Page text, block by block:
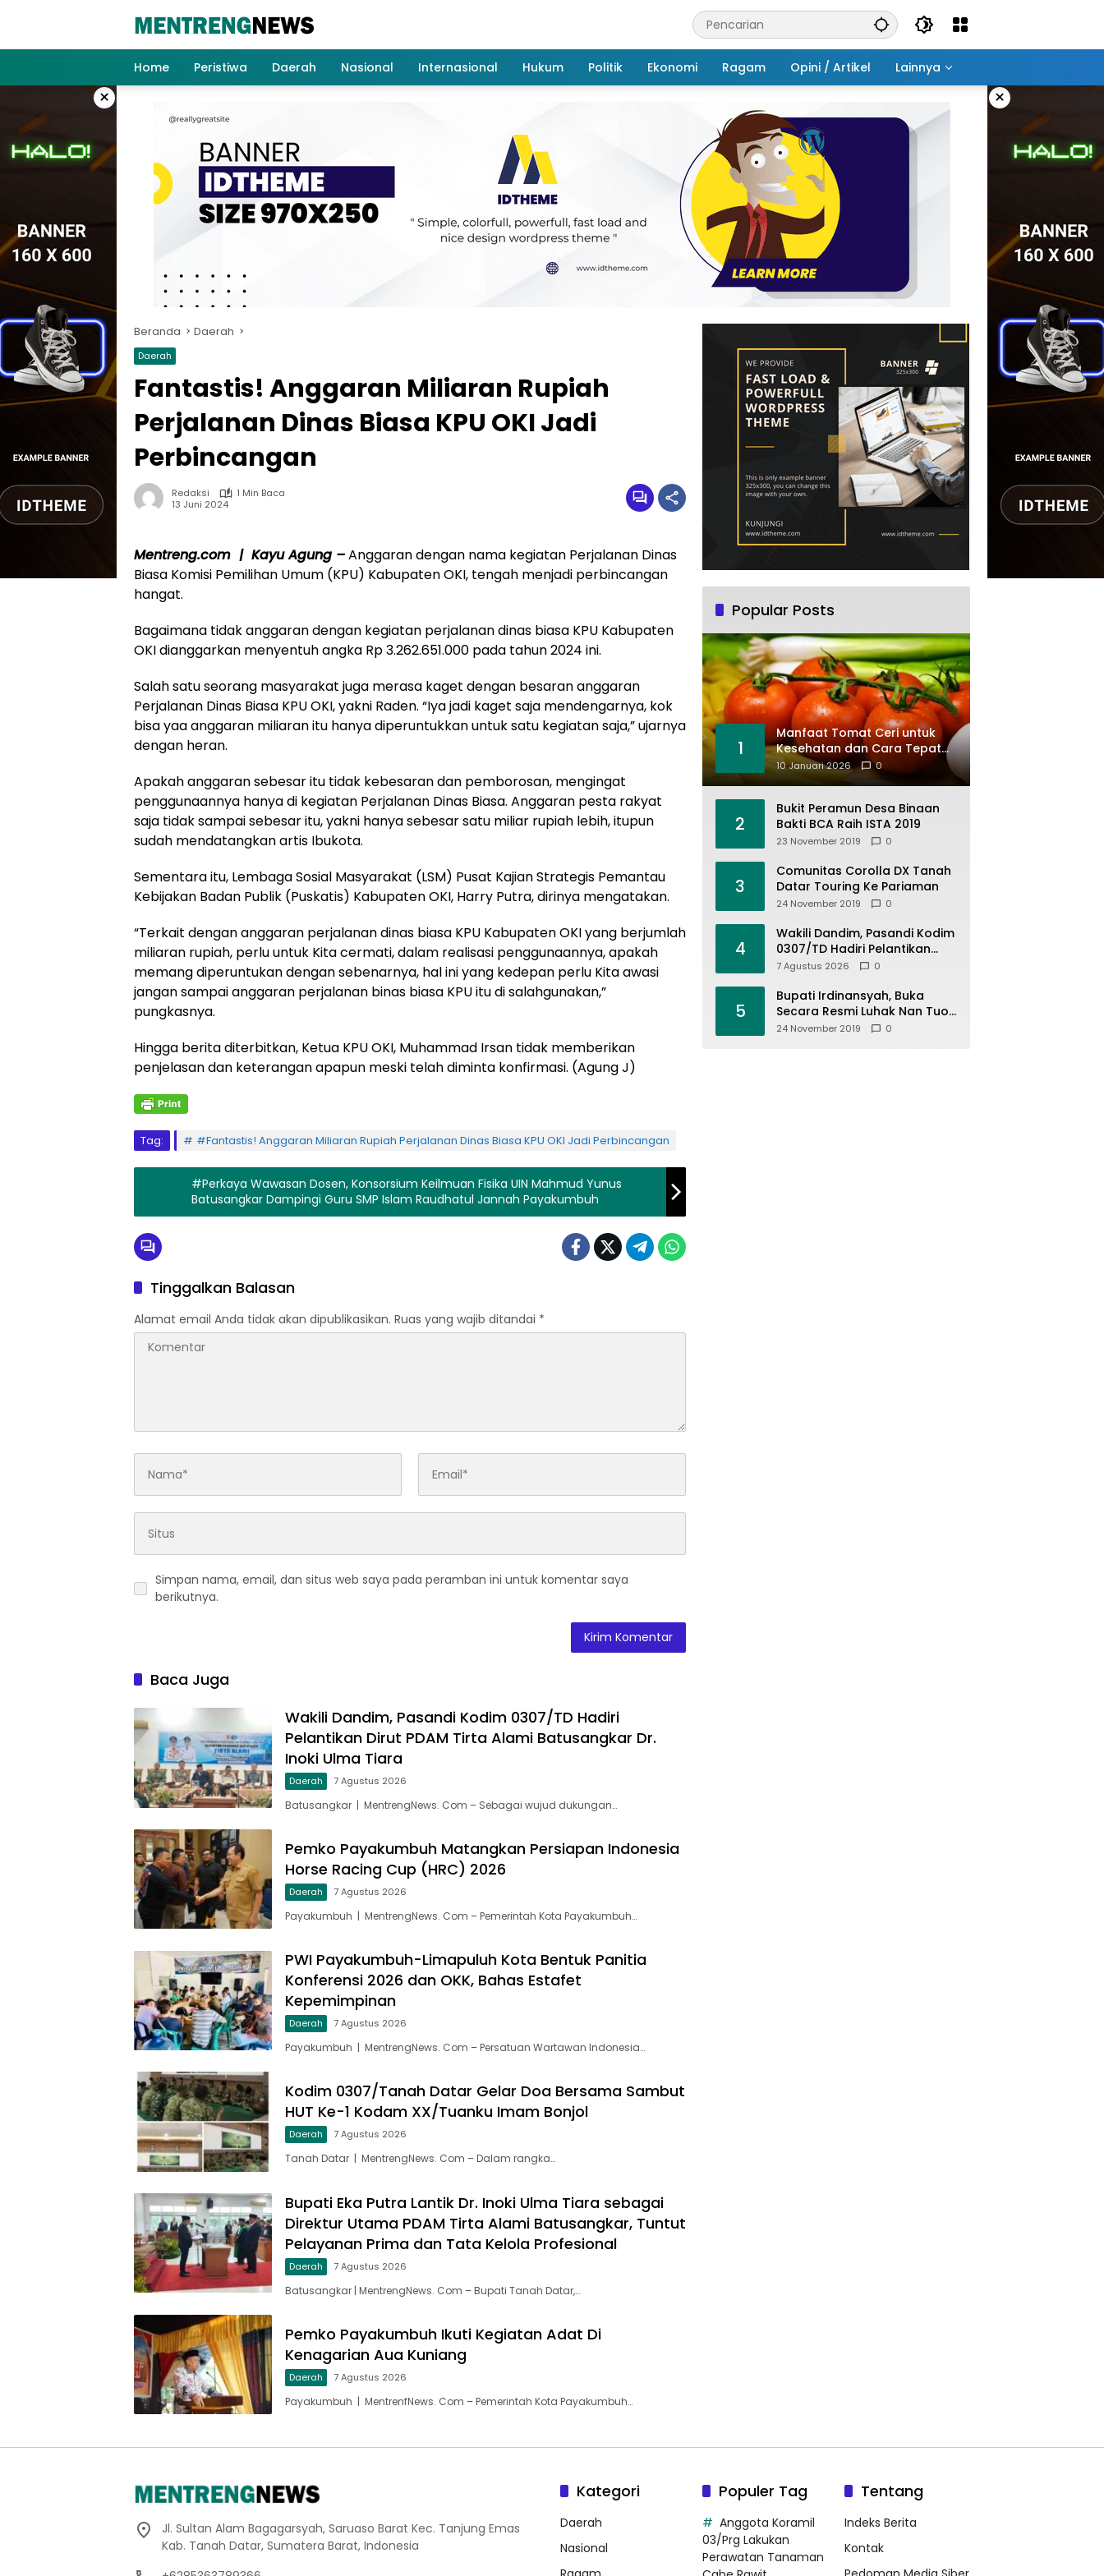
Home
Peristiwa Daerah Nasional Internasional Hukum Politik Ekonomi Ragam Opini / Artikel Lainnya
× ×
Beranda Daerah
Daerah
Fantastis! Anggaran Miliaran Rupiah
Perjalanan Dinas Biasa KPU OKI Jadi
Perbincangan
Redaksi
1 Min Baca
13 Juni 2024
Mentreng.com | Kayu Agung –Anggaran dengan nama kegiatan Perjalanan Dinas
Biasa Komisi Pemilihan Umum (KPU) Kabupaten OKI, tengah menjadi perbincangan
hangat.
Bagaimana tidak anggaran dengan kegiatan perjalanan dinas biasa KPU Kabupaten
OKI dianggarkan menyentuh angka Rp 3.262.651.000 pada tahun 2024 ini.
Salah satu seorang masyarakat juga merasa kaget dengan besaran anggaran
Perjalanan Dinas Biasa KPU OKI, yakni Raden. “Iya jadi kaget saja mendengarnya, kok
bisa yaa anggaran miliaran itu hanya diperuntukkan untuk satu kegiatan saja,” ujarnya
dengan heran.
Apakah anggaran sebesar itu tidak kebesaran dan pemborosan, mengingat
penggunaannya hanya di kegiatan Perjalanan Dinas Biasa. Anggaran pesta rakyat
saja tidak sampai sebesar itu, yakni hanya sebesar satu miliar rupiah lebih, itupun
sudah mendatangkan artis Ibukota.
Sementara itu, Lembaga Sosial Masyarakat (LSM) Pusat Kajian Strategis Pemantau
Kebijakan Badan Publik (Puskatis) Kabupaten OKI, Harry Putra, dirinya mengatakan.
“Terkait dengan anggaran perjalanan dinas biasa KPU Kabupaten OKI yang berjumlah
miliaran rupiah, perlu untuk Kita cermati, dalam realisasi penggunaannya, apakah
memang diperuntukan dengan sebenarnya, hal ini yang kedepan perlu Kita awasi
jangan sampai anggaran perjalanan binas biasa KPU itu di salahgunakan,”
pungkasnya.
Hingga berita diterbitkan, Ketua KPU OKI, Muhammad Irsan tidak memberikan
penjelasan dan keterangan apapun meski telah diminta konfirmasi. (Agung J)
Tag: #Fantastis! Anggaran Miliaran Rupiah Perjalanan Dinas Biasa KPU OKI Jadi Perbincangan
#Perkaya Wawasan Dosen, Konsorsium Keilmuan Fisika UIN Mahmud Yunus
Batusangkar Dampingi Guru SMP Islam Raudhatul Jannah Payakumbuh
Tinggalkan Balasan
Alamat email Anda tidak akan dipublikasikan. Ruas yang wajib ditandai *
Simpan nama, email, dan situs web saya pada peramban ini untuk komentar saya
berikutnya.
Baca Juga
Wakili Dandim, Pasandi Kodim 0307/TD Hadiri
Pelantikan Dirut PDAM Tirta Alami Batusangkar Dr.
Inoki Ulma Tiara
Daerah 7 Agustus 2026
Batusangkar | MentrengNews. Com – Sebagai wujud dukungan…
Pemko Payakumbuh Matangkan Persiapan Indonesia
Horse Racing Cup (HRC) 2026
Daerah 7 Agustus 2026
Payakumbuh | MentrengNews. Com – Pemerintah Kota Payakumbuh…
PWI Payakumbuh-Limapuluh Kota Bentuk Panitia
Konferensi 2026 dan OKK, Bahas Estafet
Kepemimpinan
Daerah 7 Agustus 2026
Payakumbuh | MentrengNews. Com – Persatuan Wartawan Indonesia…
Kodim 0307/Tanah Datar Gelar Doa Bersama Sambut
HUT Ke-1 Kodam XX/Tuanku Imam Bonjol
Daerah 7 Agustus 2026
Tanah Datar | MentrengNews. Com – Dalam rangka…
Bupati Eka Putra Lantik Dr. Inoki Ulma Tiara sebagai
Direktur Utama PDAM Tirta Alami Batusangkar, Tuntut
Pelayanan Prima dan Tata Kelola Profesional
Daerah 7 Agustus 2026
Batusangkar | MentrengNews. Com – Bupati Tanah Datar,…
Pemko Payakumbuh Ikuti Kegiatan Adat Di
Kenagarian Aua Kuniang
Daerah 7 Agustus 2026
Payakumbuh | MentrenfNews. Com – Pemerintah Kota Payakumbuh…
Popular Posts
1
Manfaat Tomat Ceri untuk
Kesehatan dan Cara Tepat
Mengonsumsinya
10 Januari 2026 0
2
Bukit Peramun Desa Binaan
Bakti BCA Raih ISTA 2019
23 November 2019 0
3
Comunitas Corolla DX Tanah
Datar Touring Ke Pariaman
24 November 2019 0
4
Wakili Dandim, Pasandi Kodim
0307/TD Hadiri Pelantikan
Dirut PDAM Tirta Alami
Tiara
7 Agustus 2026 0
5
Bupati Irdinansyah, Buka
Secara Resmi Luhak Nan Tuo
Wirabraja Adventure Offroad
24 November 2019 0
Jl. Sultan Alam Bagagarsyah, Saruaso Barat Kec. Tanjung Emas
Kab. Tanah Datar, Sumatera Barat, Indonesia
Kategori
Daerah
Nasional
Populer Tag
Anggota Koramil
03/Prg Lakukan
Perawatan Tanaman
Tentang
Indeks Berita
Kontak